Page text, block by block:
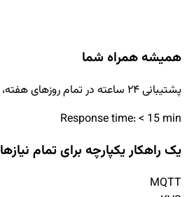
همیشه همراه شما
پشتیبانی ۲۴ ساعته در تمام روزهای هفته، برای ما تنها یک شعار نیست؛ ما در هر قدم از مسیر رشدتان در کنار شما هستیم.
Response time: < 15 min
یک راهکار یکپارچه برای تمام نیازها
MQTT